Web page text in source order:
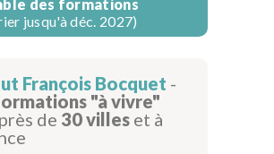
des formations
jusqu'à déc. 2027)
François Bocquet -
"à vivre"
de 30 villes et à